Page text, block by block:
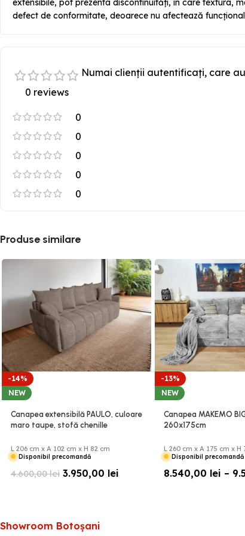
extensibile, pot prezenta discontinuități, în care textura,
defect de conformitate, deoarece nu afectează
0 reviews
0
0
0
0
0
Numai clienții autentificați, care
Produse similare
-14%
NEW
Canapea extensibilă PAULO, culoare
maro taupe, stofă chenille
L 206 cm x A 102 cm x H 82 cm
Disponibil precomandă
4.600,00lei 3.950,00 lei
-13%
NEW
Canapea MAKEMO
260x175cm
L 260 cm x A 175 cm x H
Disponibil precomandă
8.540,00 lei –
Showroom Botoșani